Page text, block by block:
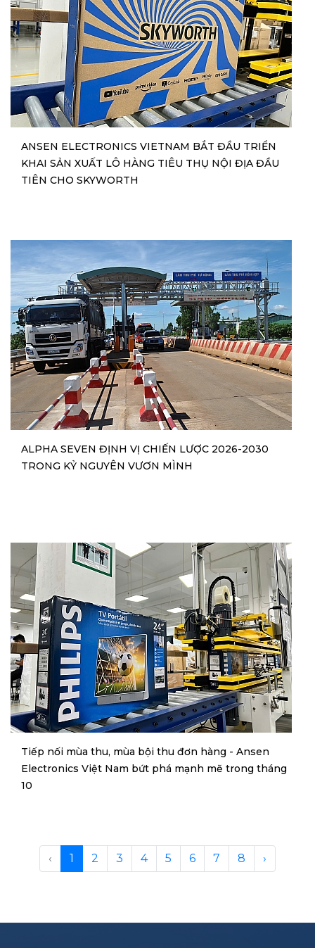
ANSEN ELECTRONICS VIETNAM BẮT ĐẦU TRIỂN
KHAI SẢN XUẤT LÔ HÀNG TIÊU THỤ NỘI ĐỊA ĐẦU
TIÊN CHO SKYWORTH
ALPHA SEVEN ĐỊNH VỊ CHIẾN LƯỢC 2026-2030
TRONG KỶ NGUYÊN VƯƠN MÌNH
Tiếp nối mùa thu, mùa bội thu đơn hàng - Ansen
Electronics Việt Nam bứt phá mạnh mẽ trong tháng
10
‹ 1 2 3 4 5 6 7 8 ›